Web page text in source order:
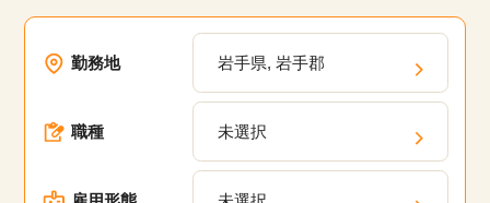
勤務地 岩手県, 岩手郡
職種 未選択